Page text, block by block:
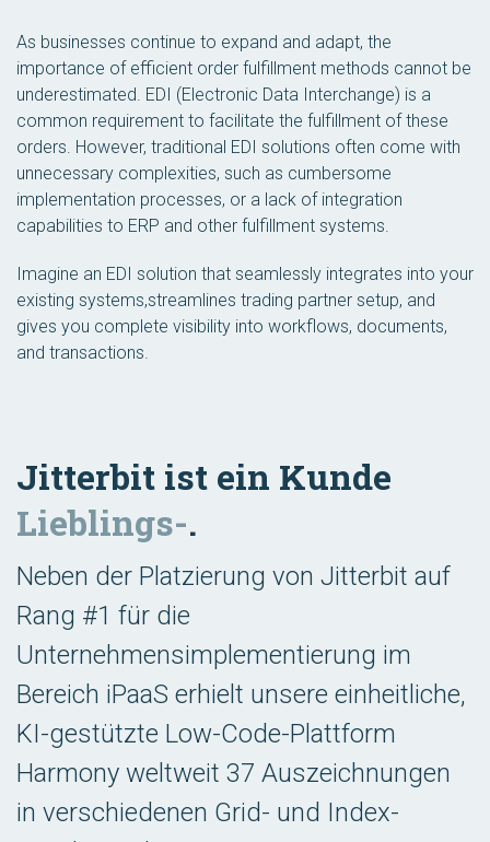
As businesses continue to expand and adapt, the
importance of efficient order fulfillment methods cannot be
underestimated. EDI (Electronic Data Interchange) is a
common requirement to facilitate the fulfillment of these
orders. However, traditional EDI solutions often come with
unnecessary complexities, such as cumbersome
implementation processes, or a lack of integration
capabilities to ERP and other fulfillment systems.
Imagine an EDI solution that seamlessly integrates into your
existing systems,streamlines trading partner setup, and
gives you complete visibility into workflows, documents,
and transactions.
Jitterbit ist ein Kunde
Lieblings-.
Neben der Platzierung von Jitterbit auf
Rang #1 für die
Unternehmensimplementierung im
Bereich iPaaS erhielt unsere einheitliche,
KI-gestützte Low-Code-Plattform
Harmony weltweit 37 Auszeichnungen
in verschiedenen Grid- und Index-